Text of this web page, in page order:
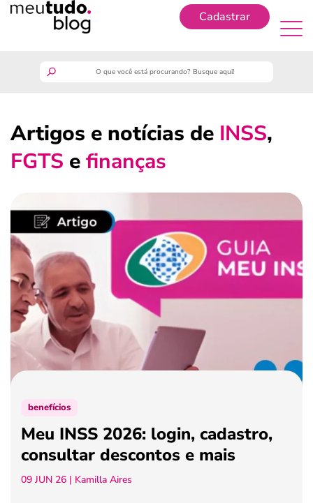
Cadastrar
guia do trabalhador
benefícios
crédito fácil
últimas notícias
ferramentas
Artigos e notícias de INSS,
FGTS efinanças
benefícios
Meu INSS 2026: login, cadastro,
consultar descontos e mais
09 JUN 26 | Kamilla Aires